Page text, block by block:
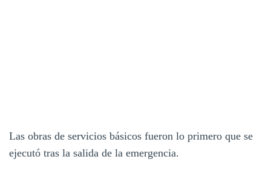
Las obras de servicios básicos fueron lo primero que se
ejecutó tras la salida de la emergencia.